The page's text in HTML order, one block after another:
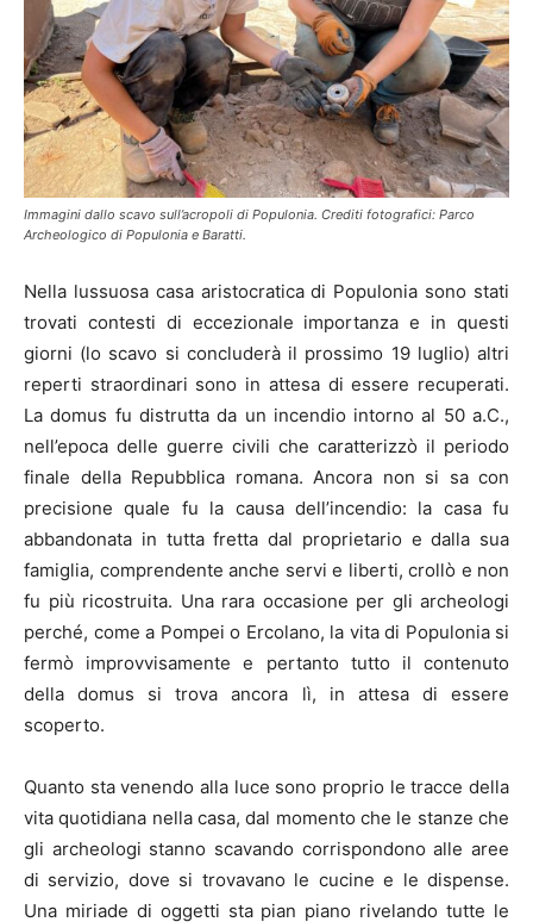
Immagini dallo scavo sull’acropoli di Populonia. Crediti fotografici: Parco
Archeologico di Populonia e Baratti.
Nella lussuosa casa aristocratica di Populonia sono stati
trovati contesti di eccezionale importanza e in questi
giorni (lo scavo si concluderà il prossimo 19 luglio) altri
reperti straordinari sono in attesa di essere recuperati.
La domus fu distrutta da un incendio intorno al 50 a.C.,
nell’epoca delle guerre civili che caratterizzò il periodo
finale della Repubblica romana. Ancora non si sa con
precisione quale fu la causa dell’incendio: la casa fu
abbandonata in tutta fretta dal proprietario e dalla sua
famiglia, comprendente anche servi e liberti, crollò e non
fu più ricostruita. Una rara occasione per gli archeologi
perché, come a Pompei o Ercolano, la vita di Populonia si
fermò improvvisamente e pertanto tutto il contenuto
della domus si trova ancora lì, in attesa di essere
scoperto.
Quanto sta venendo alla luce sono proprio le tracce della
vita quotidiana nella casa, dal momento che le stanze che
gli archeologi stanno scavando corrispondono alle aree
di servizio, dove si trovavano le cucine e le dispense.
Una miriade di oggetti sta pian piano rivelando tutte le